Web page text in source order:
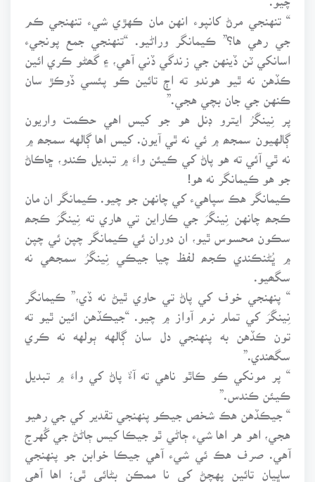
“ تنهنجي مرڻ کانپوء انهن مان ڪهڙي شيء تنهنجي ڪم
جي رهي ها؟” ڪيمانگر وراڻيو. “تنهنجي جمع پونجيء
اسانکي ٽن ڏينهن جي زندگي ڏني آهي، ۽ گھڻو ڪري ائين
ڪڏهن نه ٿيو هوندو ته اڄ تائين ڪو پئسي ڏوڪڙ سان
ڪنهن جي جان بچي هجي.”
پر نِينگَرُ ايترو ڊنل هو جو کيس اهي حڪمت واريون
ڳالهيون سمجھ ۾ ئي نه ٿي آيون. کيس اها ڳالهه سمجھ ۾
نه ٿي آئي ته هو پاڻ کي ڪيئن واءَ ۾ تبديل ڪندو، ڇاڪاڻ
جو هو ڪيمانگر نه هو!
ڪيمانگر هڪ سپاهيء کي چانهن جو چيو. ڪيمانگر ان مان
ڪجھ چانهن نِينگَرَ جي ڪاراين تي هاري ته نِينگَرَ ڪجھ
سڪون محسوس ٿيو، ان دوران ئي ڪيمانگر چپن ئي چپن
۾ ڀُڻنڪندي ڪجھ لفظ چيا جيڪي نِينگَرُ سمجھي نه
سگھيو.
“ پنهنجي خوف کي پاڻ تي حاوي ٿيڻ نه ڏي،” ڪيمانگر
نِينگَرَ کي تمام نرم آواز ۾ چيو. “جيڪڏهن ائين ٿيو ته
تون ڪڏهن به پنهنجي دل سان ڳالهه ٻولهه نه ڪري
سگھندي.”
“ پر مونکي ڪو ڪاٿو ناهي ته آءٌ پاڻ کي واءَ ۾ تبديل
ڪيئن ڪندس.”
“ جيڪڏهن هڪ شخص جيڪو پنهنجي تقدير کي جي رهيو
هجي، اهو هر اها شيء ڄاڻي ٿو جيڪا کيس ڄاڻڻ جي گُهرج
آهي. صرف هڪ ئي شيء آهي جيڪا خوابن جو پنهنجي
ساڀيان تائين پهچڻ کي نا ممڪن بڻائي ٿي؛ اها آهي